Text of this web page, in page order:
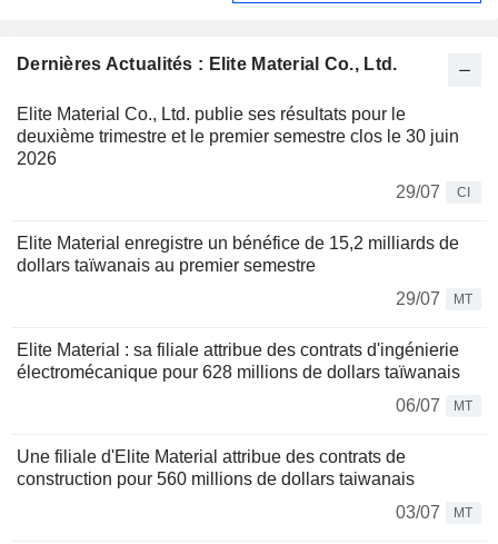
Dernières Actualités : Elite Material Co., Ltd.
Elite Material Co., Ltd. publie ses résultats pour le
deuxième trimestre et le premier semestre clos le 30 juin
2026
29/07
CI
Elite Material enregistre un bénéfice de 15,2 milliards de
dollars taïwanais au premier semestre
29/07
MT
Elite Material : sa filiale attribue des contrats d'ingénierie
électromécanique pour 628 millions de dollars taïwanais
06/07
MT
Une filiale d'Elite Material attribue des contrats de
construction pour 560 millions de dollars taiwanais
03/07
MT